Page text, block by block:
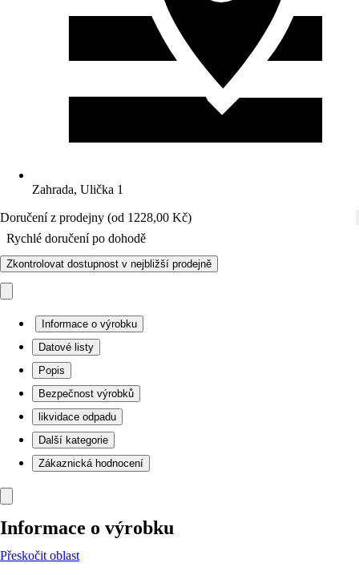
Zahrada, Ulička 1
Doručení z prodejny (od 1228,00 Kč)
Rychlé doručení po dohodě
Zkontrolovat dostupnost v nejbližší prodejně
Informace o výrobku
Datové listy
Popis
Bezpečnost výrobků
likvidace odpadu
Další kategorie
Zákaznická hodnocení
Informace o výrobku
Přeskočit oblast